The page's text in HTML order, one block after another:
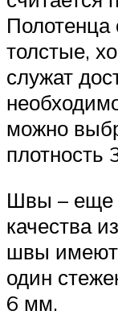
Полотенца
толстые,
служат
можно
плотность
Швы – еще
качества
швы имеют
один
6 мм.